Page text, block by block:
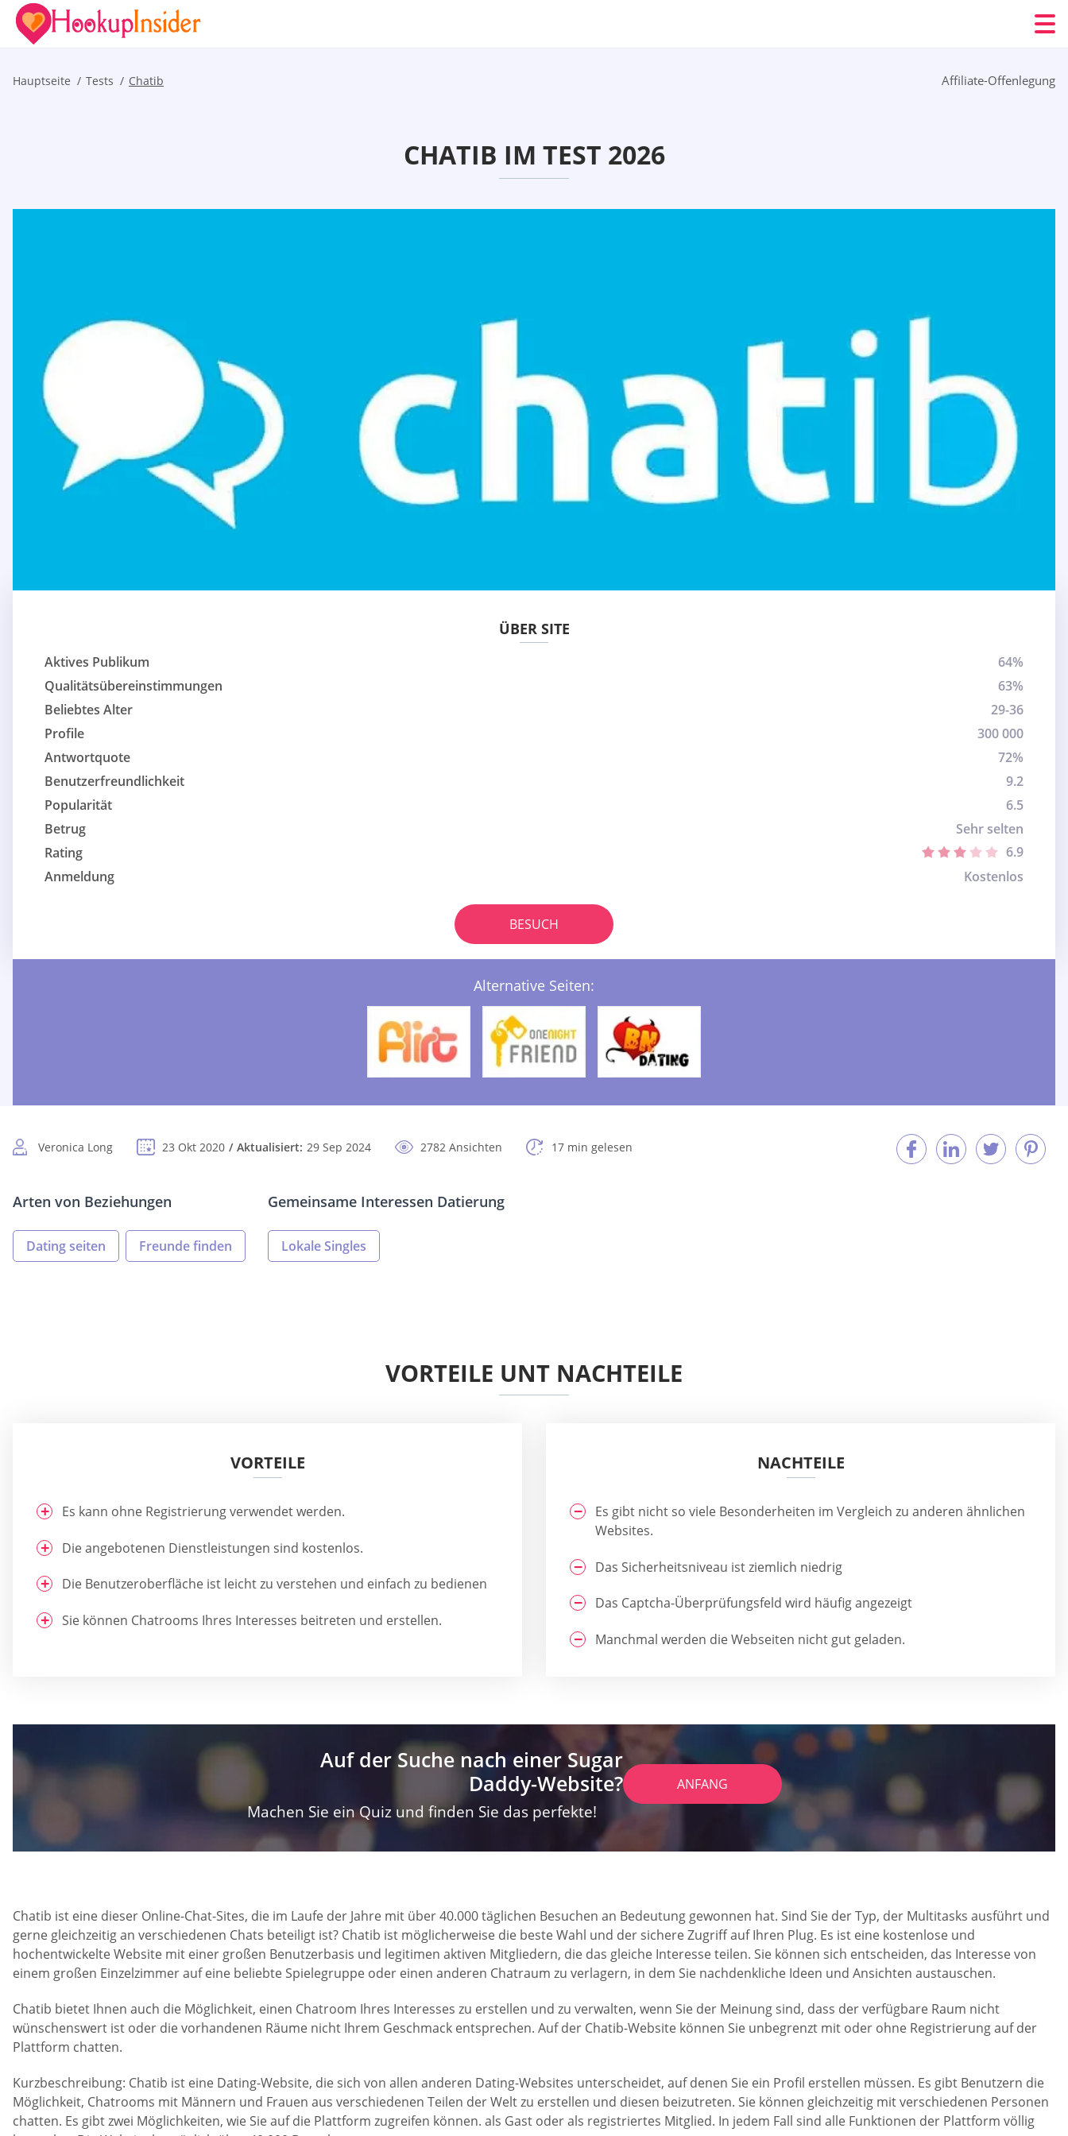
Hauptseite Tests Chatib Affiliate-Offenlegung
CHATIB IM TEST 2026
ÜBER SITE
Aktives Publikum
64%
Qualitätsübereinstimmungen
63%
Beliebtes Alter
29-36
Profile
300 000
Antwortquote
72%
Benutzerfreundlichkeit
9.2
Popularität
6.5
Betrug
Sehr selten
Rating
6.9
Anmeldung
Kostenlos
BESUCH
Alternative Seiten:
Veronica Long 23 Okt 2020 Aktualisiert: 29 Sep 2024 2782 Ansichten 17 min gelesen
Arten von Beziehungen
Dating seiten Freunde finden
Gemeinsame Interessen Datierung
Lokale Singles
VORTEILE UNT NACHTEILE
VORTEILE
Es kann ohne Registrierung verwendet werden.
Die angebotenen Dienstleistungen sind kostenlos.
Die Benutzeroberfläche ist leicht zu verstehen und einfach zu bedienen
Sie können Chatrooms Ihres Interesses beitreten und erstellen.
NACHTEILE
Es gibt nicht so viele Besonderheiten im Vergleich zu anderen ähnlichen
Websites.
Das Sicherheitsniveau ist ziemlich niedrig
Das Captcha-Überprüfungsfeld wird häufig angezeigt
Manchmal werden die Webseiten nicht gut geladen.
Auf der Suche nach einer Sugar
Daddy-Website?
Machen Sie ein Quiz und finden Sie das perfekte!
ANFANG
Chatib ist eine dieser Online-Chat-Sites, die im Laufe der Jahre mit über 40.000 täglichen Besuchen an Bedeutung gewonnen hat. Sind Sie der Typ, der Multitasks ausführt und
gerne gleichzeitig an verschiedenen Chats beteiligt ist? Chatib ist möglicherweise die beste Wahl und der sichere Zugriff auf Ihren Plug. Es ist eine kostenlose und
hochentwickelte Website mit einer großen Benutzerbasis und legitimen aktiven Mitgliedern, die das gleiche Interesse teilen. Sie können sich entscheiden, das Interesse von
einem großen Einzelzimmer auf eine beliebte Spielegruppe oder einen anderen Chatraum zu verlagern, in dem Sie nachdenkliche Ideen und Ansichten austauschen.
Chatib bietet Ihnen auch die Möglichkeit, einen Chatroom Ihres Interesses zu erstellen und zu verwalten, wenn Sie der Meinung sind, dass der verfügbare Raum nicht
wünschenswert ist oder die vorhandenen Räume nicht Ihrem Geschmack entsprechen. Auf der Chatib-Website können Sie unbegrenzt mit oder ohne Registrierung auf der
Plattform chatten.
Kurzbeschreibung: Chatib ist eine Dating-Website, die sich von allen anderen Dating-Websites unterscheidet, auf denen Sie ein Profil erstellen müssen. Es gibt Benutzern die
Möglichkeit, Chatrooms mit Männern und Frauen aus verschiedenen Teilen der Welt zu erstellen und diesen beizutreten. Sie können gleichzeitig mit verschiedenen Personen
chatten. Es gibt zwei Möglichkeiten, wie Sie auf die Plattform zugreifen können. als Gast oder als registriertes Mitglied. In jedem Fall sind alle Funktionen der Plattform völlig